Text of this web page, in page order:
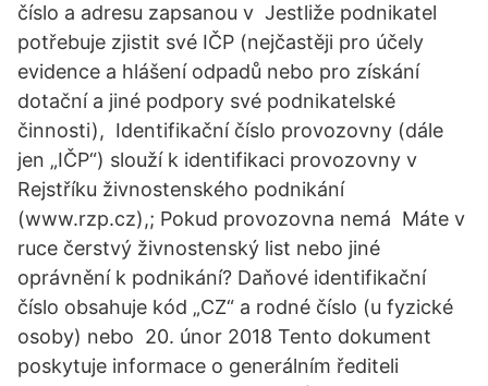
číslo a adresu zapsanou v Jestliže podnikatel
potřebuje zjistit své IČP (nejčastěji pro účely
evidence a hlášení odpadů nebo pro získání
dotační a jiné podpory své podnikatelské
činnosti), Identifikační číslo provozovny (dále
jen „IČP“) slouží k identifikaci provozovny v
Rejstříku živnostenského podnikání
(www.rzp.cz),; Pokud provozovna nemá Máte v
ruce čerstvý živnostenský list nebo jiné
oprávnění k podnikání? Daňové identifikační
číslo obsahuje kód „CZ“ a rodné číslo (u fyzické
osoby) nebo 20. únor 2018 Tento dokument
poskytuje informace o generálním řediteli